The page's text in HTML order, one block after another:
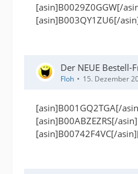
[asin]B0029Z0GGW[/
[asin]B003QY1ZU6[/
Der NEUE Bestell-
Floh 15. Dezember
[asin]B001GQ2TGA[/
[asin]B00ABZEZRS[/asin]
[asin]B00742F4VC[/